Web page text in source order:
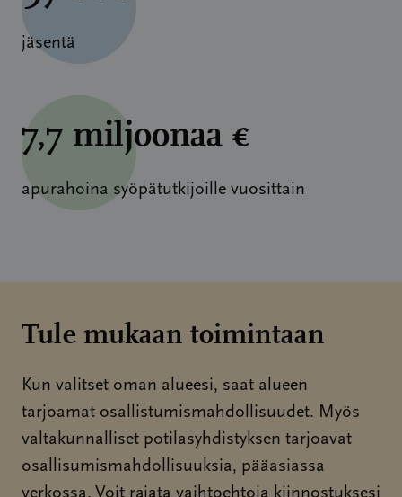
jäsentä
7,7 miljoonaa €
apurahoina syöpätutkijoille vuosittain
Tule mukaan toimintaan
Kun valitset oman alueesi, saat alueen
tarjoamat osallistumismahdollisuudet. Myös
valtakunnalliset potilasyhdistyksen tarjoavat
osallisumismahdollisuuksia, pääasiassa
verkossa. Voit rajata vaihtoehtoja kiinnostuksesi